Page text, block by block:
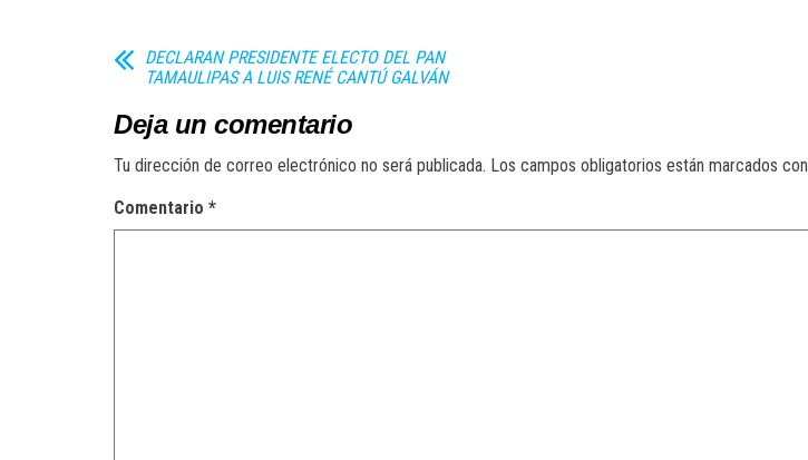
DECLARAN PRESIDENTE ELECTO DEL PAN
TAMAULIPAS A LUIS RENÉ CANTÚ GALVÁN
Deja un comentario
Tu dirección de correo electrónico no será publicada. Los campos obligatorios están marcados con
Comentario *